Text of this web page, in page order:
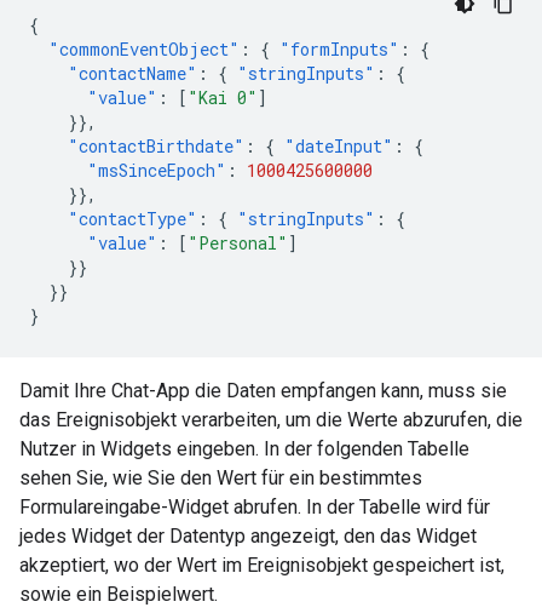
{
"commonEventObject" : { "formInputs" :
{
"contactName" : { "stringInputs" :
{
"value" : [ "Kai 0" ]
}},
"contactBirthdate" : { "dateInput" :
{
"msSinceEpoch" :
1000425600000
}},
"contactType" : { "stringInputs" :
{
"value" : [ "Personal" ]
}}
}}
}
Damit Ihre Chat-App die Daten empfangen kann, muss sie
das Ereignisobjekt verarbeiten, um die Werte abzurufen, die
Nutzer in Widgets eingeben. In der folgenden Tabelle
sehen Sie, wie Sie den Wert für ein bestimmtes
Formulareingabe-Widget abrufen. In der Tabelle wird für
jedes Widget der Datentyp angezeigt, den das Widget
akzeptiert, wo der Wert im Ereignisobjekt gespeichert ist,
sowie ein Beispielwert.